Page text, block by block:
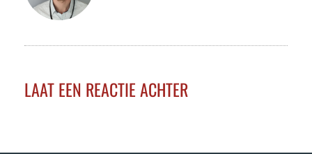
LAAT EEN REACTIE ACHTER